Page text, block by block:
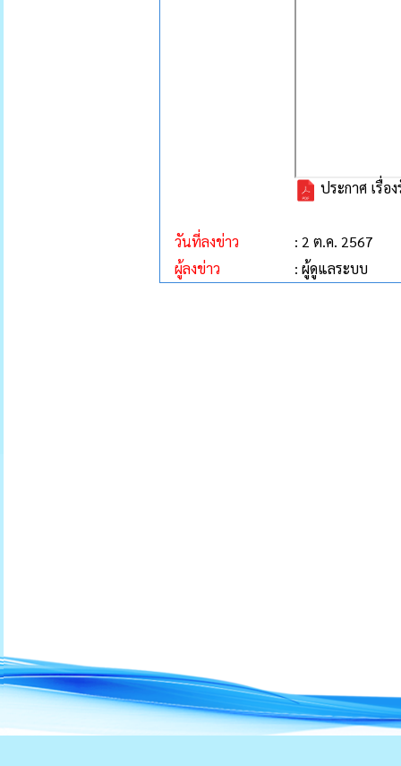
ประกาศ เรื่อ
วันที่ลงข่าว
: 2 ต.ค. 2567
ผู้ลงข่าว
: ผู้ดูแลระบบ